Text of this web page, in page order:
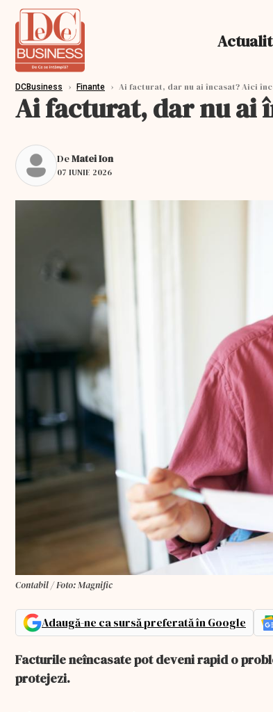
DCBusiness › Finante › Ai facturat, dar nu ai încasat? Aici
Ai facturat, dar nu ai
DeMatei Ion
07 IUNIE 2026
Contabil / Foto: Magnific
Adaugă-ne ca sursă preferată în Google
Facturile neîncasate pot deveni rapid o
protejezi.